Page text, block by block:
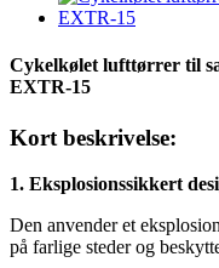
Cykelkølet lufttørrer til
EXTR-15
Kort beskrivelse:
1. Eksplosionssikkert
Den anvender et
på farlige steder og